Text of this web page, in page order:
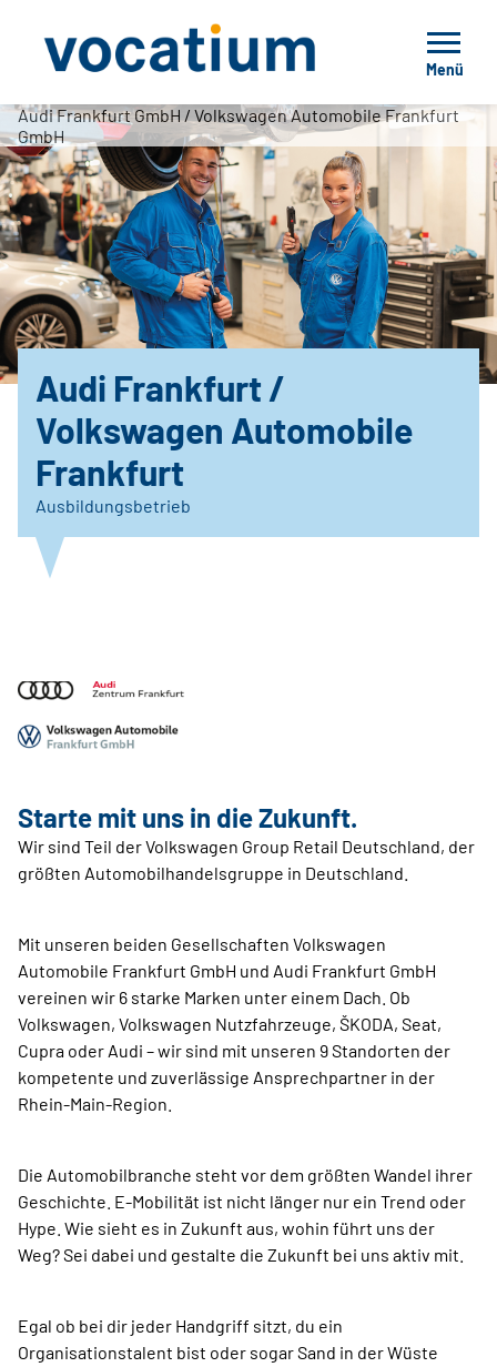
Menü
Audi Frankfurt GmbH / Volkswagen Automobile Frankfurt
GmbH
Audi Frankfurt /
Volkswagen Automobile
Frankfurt
Ausbildungsbetrieb
Starte mit uns in die Zukunft.
Wir sind Teil der Volkswagen Group Retail Deutschland, der
größten Automobilhandelsgruppe in Deutschland.
Mit unseren beiden Gesellschaften Volkswagen
Automobile Frankfurt GmbH und Audi Frankfurt GmbH
vereinen wir 6 starke Marken unter einem Dach. Ob
Volkswagen, Volkswagen Nutzfahrzeuge, ŠKODA, Seat,
Cupra oder Audi – wir sind mit unseren 9 Standorten der
kompetente und zuverlässige Ansprechpartner in der
Rhein-Main-Region.
Die Automobilbranche steht vor dem größten Wandel ihrer
Geschichte. E-Mobilität ist nicht länger nur ein Trend oder
Hype. Wie sieht es in Zukunft aus, wohin führt uns der
Weg? Sei dabei und gestalte die Zukunft bei uns aktiv mit.
Egal ob bei dir jeder Handgriff sitzt, du ein
Organisationstalent bist oder sogar Sand in der Wüste